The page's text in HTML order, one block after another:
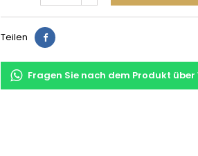
Teilen Teilen
Fragen Sie nach dem Produkt